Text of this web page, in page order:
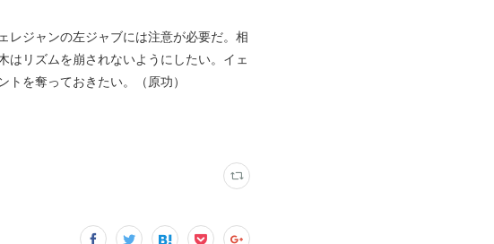
ジャンの左ジャブには注意が必要だ。相
リズムを崩されないようにしたい。イェ
を奪っておきたい。（原功）